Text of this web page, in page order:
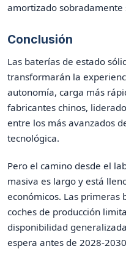
amortizado sobradamente
Conclusión
Las baterías de estado
transformarán la
autonomía, carga más
fabricantes chinos,
entre los más avanzados
tecnológica.
Pero el camino desde el
masiva es largo y está
económicos. Las primeras
coches de producción
disponibilidad
espera antes de 2028-